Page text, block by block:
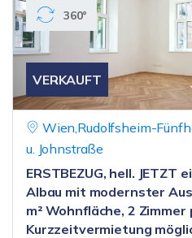
VERKAUFT
360°
Wien,Rudolfsheim-
u. Johnstraße
ERSTBEZUG, hell.
Albau mit modernster
m² Wohnfläche, 2 Zimmer
Kurzzeitvermietung